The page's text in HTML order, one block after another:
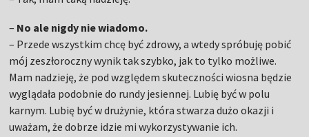
– No ale nigdy nie wiadomo.
– Przede wszystkim chcę być zdrowy, a wtedy spróbuję pobić
mój zeszłoroczny wynik tak szybko, jak to tylko możliwe.
Mam nadzieję, że pod względem skuteczności wiosna będzie
wyglądała podobnie do rundy jesiennej. Lubię być w polu
karnym. Lubię być w drużynie, która stwarza dużo okazji i
uważam, że dobrze idzie mi wykorzystywanie ich.